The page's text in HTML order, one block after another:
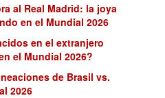
al Real Madrid: la joya
en el Mundial 2026
en el extranjero
el Mundial 2026?
de Brasil vs.
2026